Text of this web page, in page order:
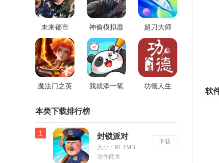
未来都市 神偷模拟器 超刀大师
魔法门之英 我就添一笔 功德人生
本类下载排行榜
1 封锁派对
大小：91.1MB
动作闯关
下载
软